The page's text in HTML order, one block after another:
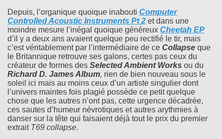
Depuis, l’organique quoique inabouti Computer
Controlled Acoustic Instruments Pt 2 et dans une
moindre mesure l’inégal quoique généreux Cheetah EP
d’il y a deux ans avaient quelque peu rectifié le tir, mais
c’est véritablement par l’intermédiaire de ce Collapse que
le Britannique retrouve ses galons, certes pas ceux du
créateur de formes des Selected Ambient Works ou du
Richard D. James Album, rien de bien nouveau sous le
soleil ici mais au moins ceux d’un artiste singulier dont
l’univers maintes fois plagié possède ce petit quelque
chose que les autres n’ont pas, cette urgence décadrée,
ces sautes d’humeur névrotiques et autres arythmies à
danser sur la tête qui faisaient déjà tout le prix du premier
extrait T69 collapse.